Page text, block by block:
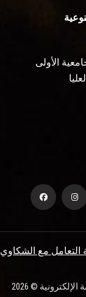
الأولى
التعامل مع الشكاوي
© 2026